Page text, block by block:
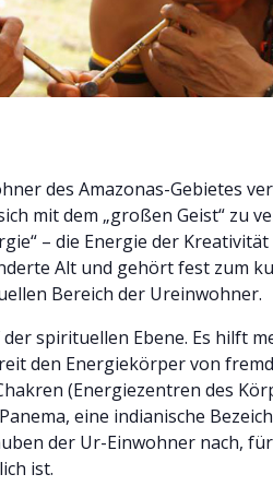
des Amazonas-Gebietes
mit dem „großen Geist“ zu
– die Energie der
Alt und gehört fest zum
Bereich der Ureinwohner.
spirituellen Ebene. Es hilft
den Energiekörper von
(Energiezentren des
eine indianische
der Ur-Einwohner nach,
ist.